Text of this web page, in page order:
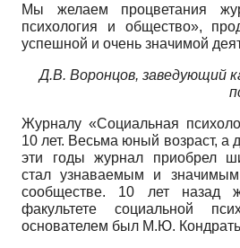
Мы желаем процветания
психология и общество»,
успешной и очень значимой
Д.В. Воронцов, заведующий
Журналу «Социальная
10 лет. Весьма юный возраст, а
эти годы журнал приобрел
стал узнаваемым и значимым
сообществе. 10 лет назад
факультете социальной
основателем был М.Ю.